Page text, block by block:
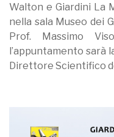
Walton e Giardini La
nella sala Museo dei
Prof. Massimo
l’appuntamento sarà
Direttore Scientifico